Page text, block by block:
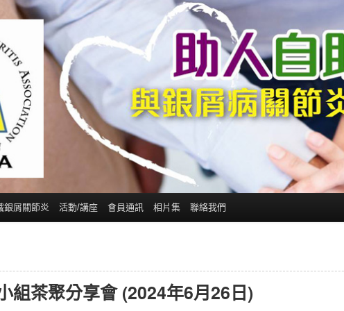
銀屑關節炎 活動/講座 會員通訊 相片集 聯絡我們
組茶聚分享會 (2024年6月26日)